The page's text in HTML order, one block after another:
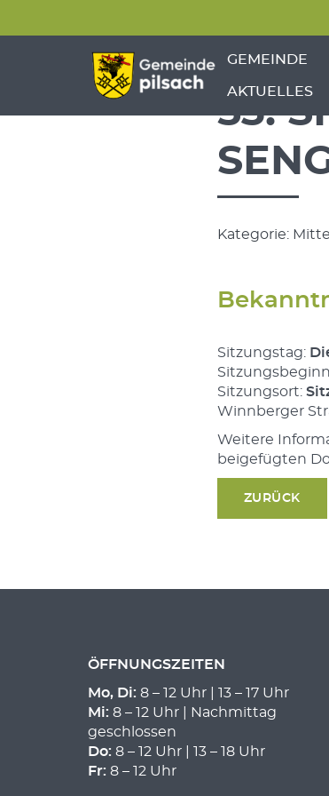
GEMEINDE
ZEIGE
AKTUELLES
53.
Kategorie:
Sitzungstag:
Sitzungsort:
Winnberger
Weitere
beigefügten
ZURÜCK
ÖFFNUNGSZEITEN
Mo, Di: 8 – 12 Uhr | 13 – 17 Uhr
Mi: 8 – 12 Uhr | Nachmittag
geschlossen
Do: 8 – 12 Uhr | 13 – 18 Uhr
Fr: 8 – 12 Uhr